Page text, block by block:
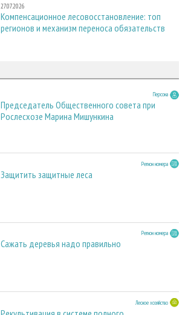
27.07.2026
Компенсационное лесовосстановление: топ
регионов и механизм переноса обязательств
Персона
Председатель Общественного совета при
Рослесхозе Марина Мишункина
Регион номера
Защитить защитные леса
Регион номера
Сажать деревья надо правильно
Лесное хозяйство